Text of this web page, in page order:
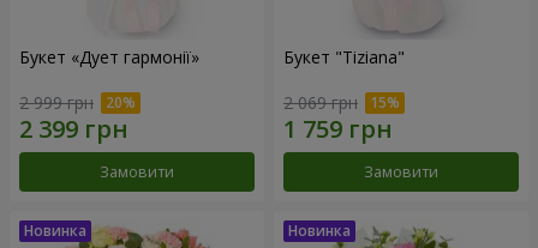
Букет «Дует гармонії»
2 999 грн
Замовити
Букет "Tiziana"
2 069 грн
Замовити